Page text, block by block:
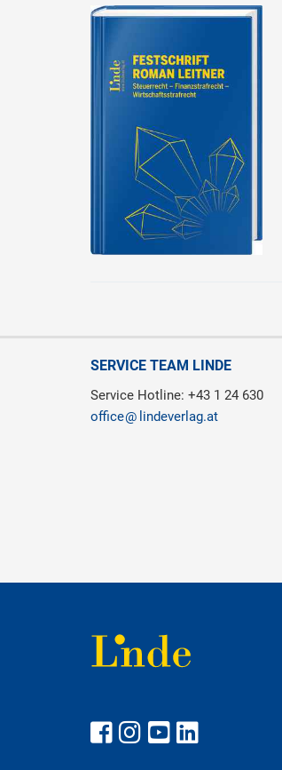
SERVICE TEAM LINDE
Service Hotline: +43 1 24 630
office
lindeverlag.at